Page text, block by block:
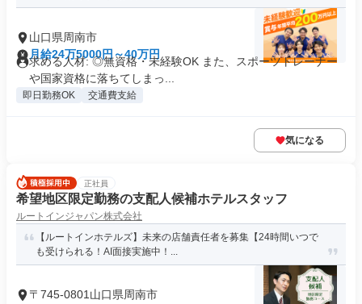
山口県周南市
月給24万5000円～40万円
求める人材: ◎無資格・未経験OK また、スポーツトレーナー
や国家資格に落ちてしまっ...
即日勤務OK 交通費支給
気になる
正社員
希望地区限定勤務の支配人候補ホテルスタッフ
ルートインジャパン株式会社
【ルートインホテルズ】未来の店舗責任者を募集【24時間いつで
も受けられる！AI面接実施中！...
〒745-0801山口県周南市